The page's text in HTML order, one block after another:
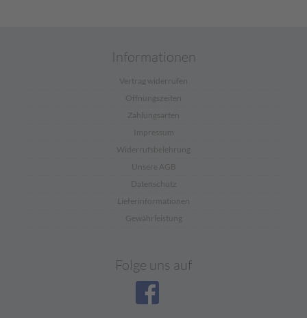
Informationen
Vertrag widerrufen
Öffnungszeiten
Zahlungsarten
Impressum
Widerrufsbelehrung
Unsere AGB
Datenschutz
Lieferinformationen
Gewährleistung
Folge uns auf